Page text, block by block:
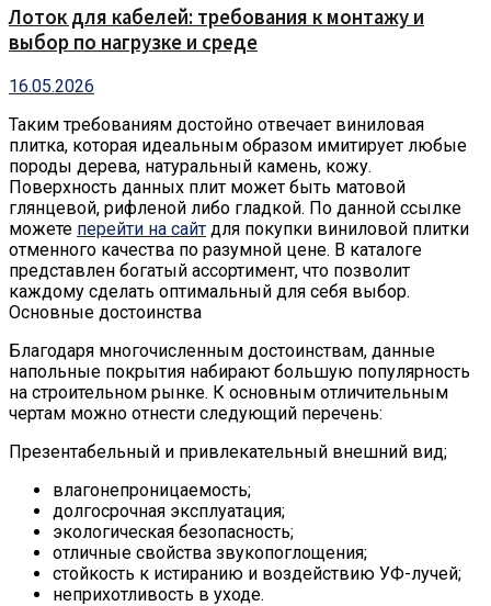
Лоток для кабелей: требования к монтажу и
выбор по нагрузке и среде
16.05.2026
Таким требованиям достойно отвечает виниловая
плитка, которая идеальным образом имитирует любые
породы дерева, натуральный камень, кожу.
Поверхность данных плит может быть матовой
глянцевой, рифленой либо гладкой. По данной ссылке
можете перейти на сайт для покупки виниловой плитки
отменного качества по разумной цене. В каталоге
представлен богатый ассортимент, что позволит
каждому сделать оптимальный для себя выбор.
Основные достоинства
Благодаря многочисленным достоинствам, данные
напольные покрытия набирают большую популярность
на строительном рынке. К основным отличительным
чертам можно отнести следующий перечень:
Презентабельный и привлекательный внешний вид;
влагонепроницаемость;
долгосрочная эксплуатация;
экологическая безопасность;
отличные свойства звукопоглощения;
стойкость к истиранию и воздействию УФ-лучей;
неприхотливость в уходе.